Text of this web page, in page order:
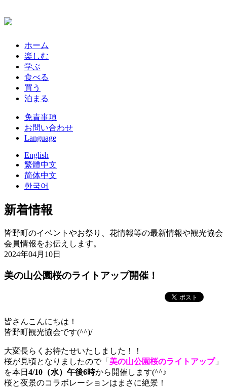
ホーム
楽しむ
学ぶ
食べる
買う
泊まる
免責事項
お問い合わせ
Language
English
繁體中文
简体中文
한국어
新着情報
皆野町のイベントやお祭り、花情報等の最新情報や観光協会
会員情報をお伝えします。
2024年04月10日
美の山公園桜のライトアップ開催！
皆さんこんにちは！
皆野町観光協会です(^^)/
大変長らくお待たせいたしました！！
桜が見頃となりましたので「 美の山公園桜のライトアップ」
を本日 4/10（水）午後6時から開催します(^^♪
桜と夜景のコラボレーションはまさに絶景！